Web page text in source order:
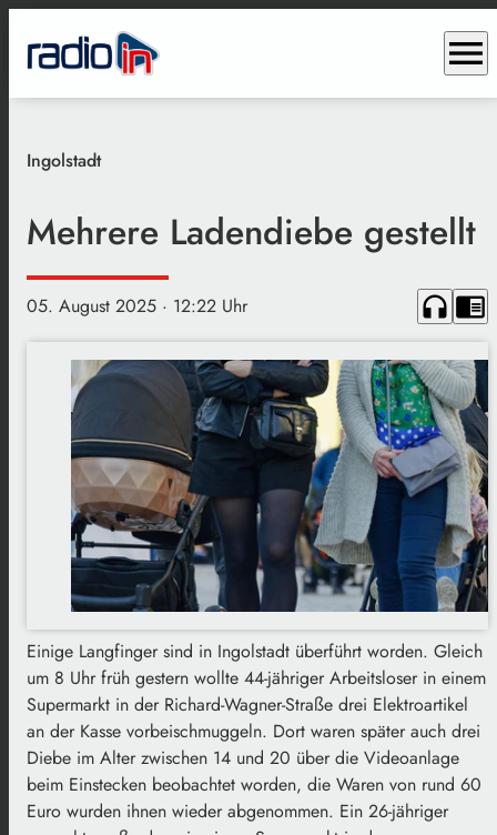
menu
Ingolstadt
Mehrere Ladendiebe gestellt
05. August 2025 · 12:22 Uhr headphones chrome_reader_mode
Einige Langfinger sind in Ingolstadt überführt worden. Gleich
um 8 Uhr früh gestern wollte 44-jähriger Arbeitsloser in einem
Supermarkt in der Richard-Wagner-Straße drei Elektroartikel
an der Kasse vorbeischmuggeln. Dort waren später auch drei
Diebe im Alter zwischen 14 und 20 über die Videoanlage
beim Einstecken beobachtet worden, die Waren von rund 60
Euro wurden ihnen wieder abgenommen. Ein 26-jähriger